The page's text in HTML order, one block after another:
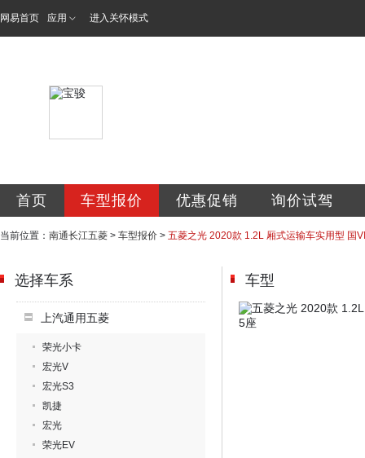
网易首页 应用 进入关怀模式
首页 车型报价 优惠促销 询价试驾
当前位置： 南通长江五菱 > 车型报价 > 五菱之光 2020款 1.2L 厢式运输车实用型 国
选择车系
上汽通用五菱
荣光小卡
宏光V
宏光S3
凯捷
宏光
荣光EV
车型